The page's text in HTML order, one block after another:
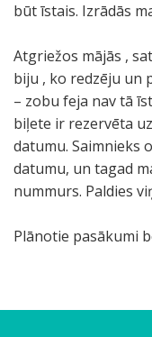
būt īstais. Izrādās
Atgriežos mājās ,
biju , ko redzēju un
– zobu feja nav tā
biļete ir rezervēta
datumu. Saimnieks
datumu, un tagad
nummurs. Paldies
Plānotie pasākumi